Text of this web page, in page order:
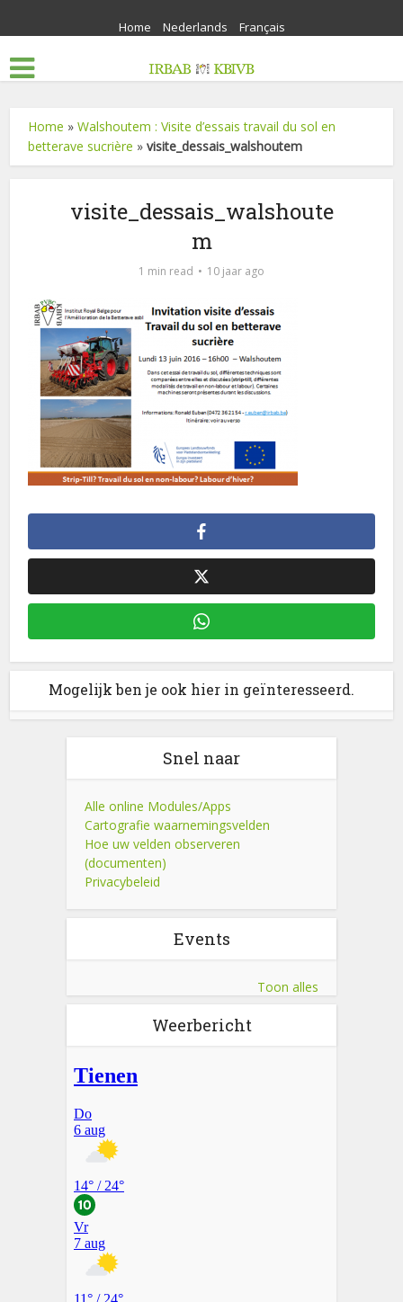
Home Nederlands Français
Home »Walshoutem : Visite d’essais travail du sol en
betterave sucrière »visite_dessais_walshoutem
visite_dessais_walshoute
m
1 min read 10 jaar ago
Mogelijk ben je ook hier in geïnteresseerd.
Snel naar
Alle online Modules/Apps
Cartografie waarnemingsvelden
Hoe uw velden observeren
(documenten)
Privacybeleid
Events
Toon alles
Weerbericht